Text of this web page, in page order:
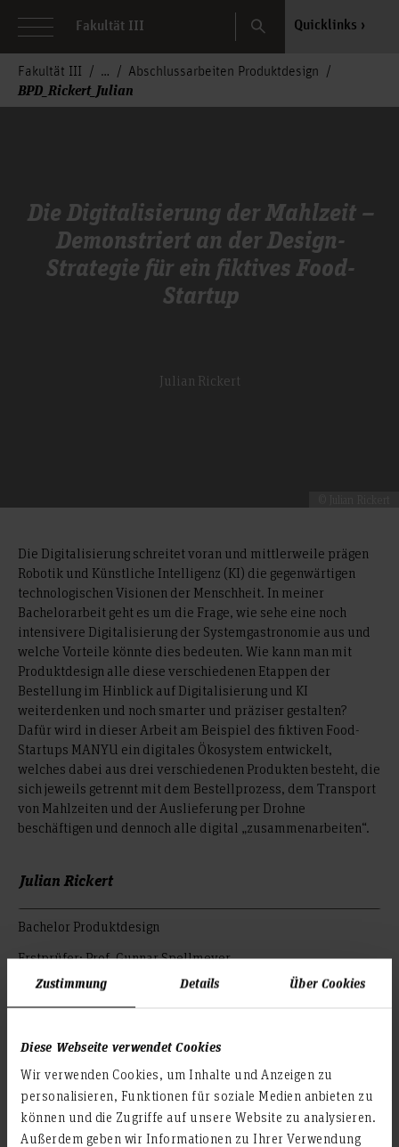
Zustimmung Details Über Cookies
Diese Webseite verwendet Cookies
Wir verwenden Cookies, um Inhalte und Anzeigen zu
personalisieren, Funktionen für soziale Medien anbieten zu
können und die Zugriffe auf unsere Website zu analysieren.
Außerdem geben wir Informationen zu Ihrer Verwendung
Fakultät III Search Quicklinks
Fakultät III Abschlussarbeiten Produktdesign
BPD_Rickert_Julian
Die Digitalisierung der Mahlzeit –
Demonstriert an der Design-
Strategie für ein fiktives Food-
Startup
Julian Rickert
Die Digitalisierung schreitet voran und mittlerweile prägen
Robotik und Künstliche Intelligenz (KI) die gegenwärtigen
technologischen Visionen der Menschheit. In meiner
Bachelorarbeit geht es um die Frage, wie sehe eine noch
intensivere Digitalisierung der Systemgastronomie aus und
welche Vorteile könnte dies bedeuten. Wie kann man mit
Produktdesign alle diese verschiedenen Etappen der
Bestellung im Hinblick auf Digitalisierung und KI
weiterdenken und noch smarter und präziser gestalten?
Dafür wird in dieser Arbeit am Beispiel des fiktiven Food-
Startups MANYU ein digitales Ökosystem entwickelt,
welches dabei aus drei verschiedenen Produkten besteht, die
sich jeweils getrennt mit dem Bestellprozess, dem Transport
von Mahlzeiten und der Auslieferung per Drohne
beschäftigen und dennoch alle digital „zusammenarbeiten“.
Julian Rickert
Bachelor Produktdesign
Erstprüfer: Prof. Gunnar Spellmeyer
Zweitprüfer: Prof. Ralf Baumunk
© Julian Rickert
© Julian Rickert